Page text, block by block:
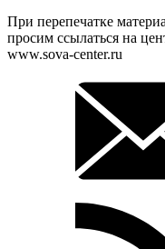
При перепечатке
просим ссылаться на
www.sova-center.ru